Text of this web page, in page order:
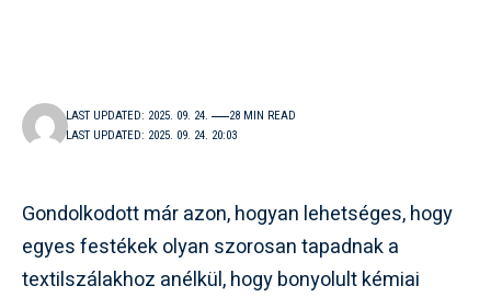
LAST UPDATED: 2025. 09. 24. 20:03
LAST UPDATED: 2025. 09. 24. 28 MIN READ
Gondolkodott már azon, hogyan lehetséges, hogy
egyes festékek olyan szorosan tapadnak a
textilszálakhoz anélkül, hogy bonyolult kémiai